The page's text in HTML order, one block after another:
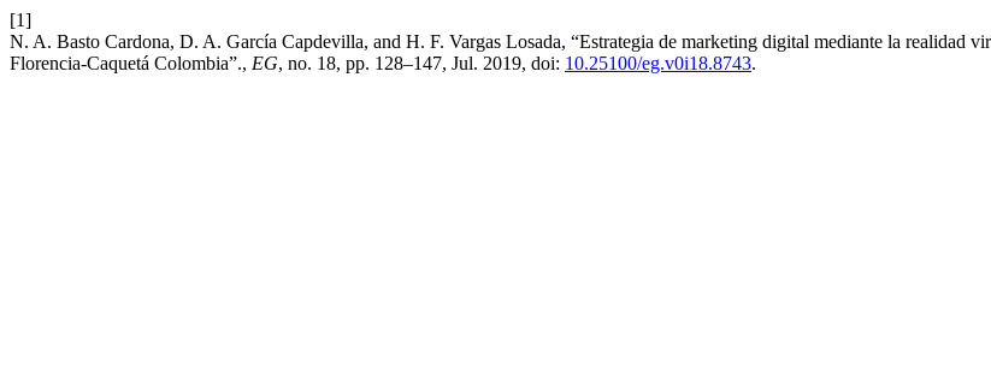
[1]
N. A. Basto Cardona, D. A. García Capdevilla, and H. F. Vargas Losada, “Estrategia de marketing digital mediante la realidad
Florencia-Caquetá Colombia”., EG, no. 18, pp. 128–147, Jul. 2019, doi: 10.25100/eg.v0i18.8743.